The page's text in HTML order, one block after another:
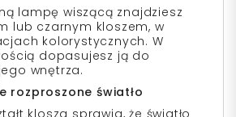
lampę wiszącą znajdziesz
lub czarnym kloszem, w
kolorystycznych. W
dopasujesz ją do
wnętrza.
rozproszone światło